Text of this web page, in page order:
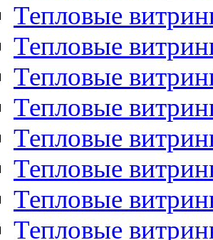
Тепловые
Тепловые
Тепловые
Тепловые
Тепловые
Тепловые
Тепловые
Тепловые